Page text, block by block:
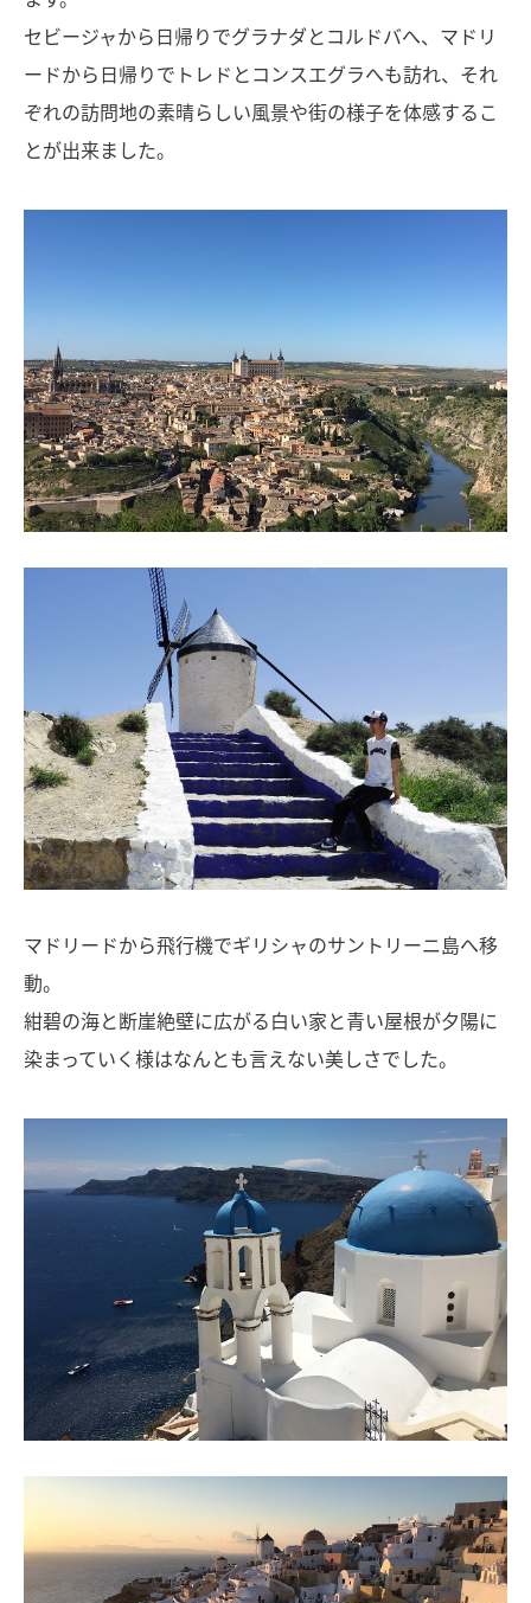
セビージャから日帰りでグラナダとコルドバへ、マドリ
ードから日帰りでトレドとコンスエグラへも訪れ、それ
ぞれの訪問地の素晴らしい風景や街の様子を体感するこ
とが出来ました。
マドリードから飛行機でギリシャのサントリーニ島へ移
動。
紺碧の海と断崖絶壁に広がる白い家と青い屋根が夕陽に
染まっていく様はなんとも言えない美しさでした。